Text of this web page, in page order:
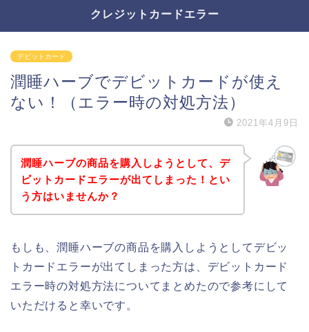
クレジットカードエラー
デビットカード
潤睡ハーブでデビットカードが使え
ない！（エラー時の対処方法）
2021年4月9日
潤睡ハーブの商品を購入しようとして、デ
ビットカードエラーが出てしまった！とい
う方はいませんか？
もしも、潤睡ハーブの商品を購入しようとしてデビッ
トカードエラーが出てしまった方は、デビットカード
エラー時の対処方法についてまとめたので参考にして
いただけると幸いです。